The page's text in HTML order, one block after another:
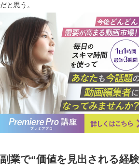
だと思う。
副業で“価値を見出される経